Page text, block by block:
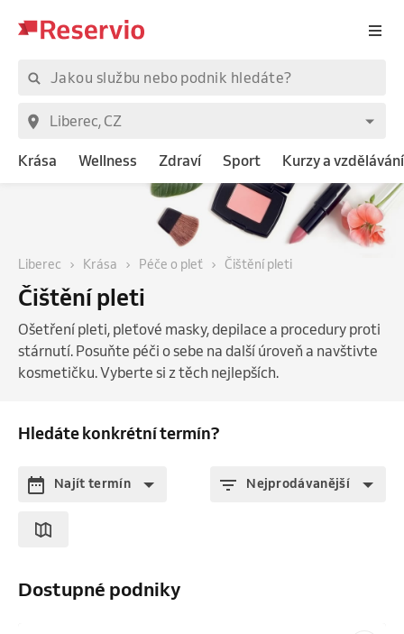
Krása Wellness Zdraví Sport Kurzy a vzdělávání
Liberec Krása Péče o pleť Čištění pleti
Čištění pleti
Ošetření pleti, pleťové masky, depilace a procedury proti
stárnutí. Posuňte péči o sebe na další úroveň a navštivte
kosmetičku. Vyberte si z těch nejlepších.
Hledáte konkrétní termín?
Najít termín Nejprodávanější
Dostupné podniky